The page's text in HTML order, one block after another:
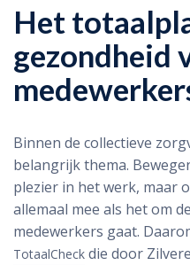
Het
gezondheid
Binnen de collectieve
belangrijk thema.
plezier in het werk, maar
allemaal mee als het om
medewerkers gaat.
TotaalCheck die door